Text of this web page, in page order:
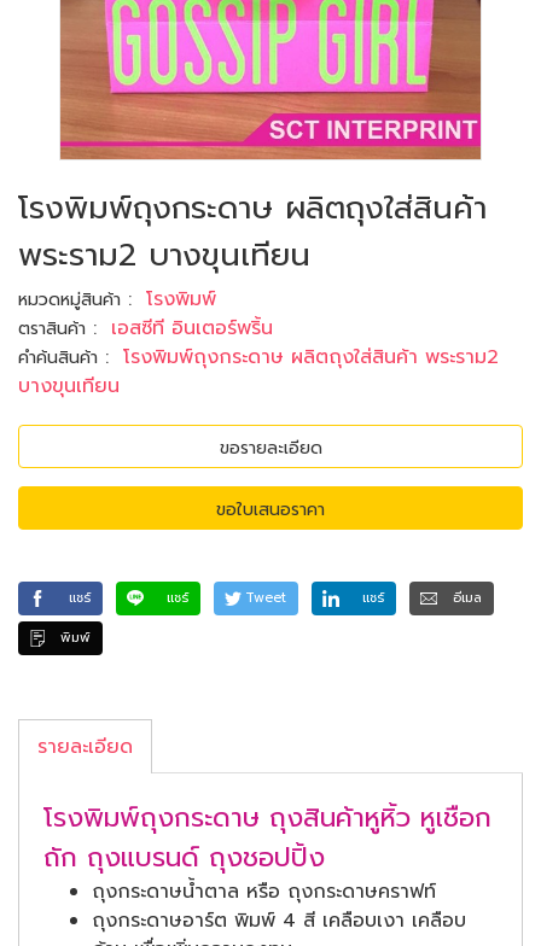
โรงพิมพ์ถุงกระดาษ ผลิตถุงใส่สินค้า
พระราม2 บางขุนเทียน
หมวดหมู่สินค้า : โรงพิมพ์
ตราสินค้า : เอสซีที อินเตอร์พริ้น
คำค้นสินค้า : โรงพิมพ์ถุงกระดาษ ผลิตถุงใส่สินค้า พระราม2
บางขุนเทียน
ขอรายละเอียด
ขอใบเสนอราคา
แชร์ แชร์ Tweet แชร์
อีเมล
พิมพ์
รายละเอียด
โรงพิมพ์ถุงกระดาษ ถุงสินค้าหูหิ้ว หูเชือก
ถัก ถุงแบรนด์ ถุงชอปปิ้ง
ถุงกระดาษน้ำตาล หรือ ถุงกระดาษคราฟท์
ถุงกระดาษอาร์ต พิมพ์ 4 สี เคลือบเงา เคลือบ